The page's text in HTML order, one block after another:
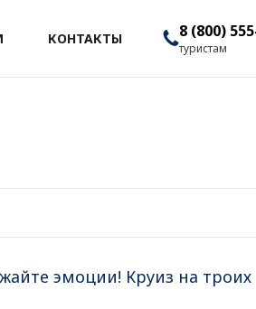
КОНТАКТЫ 8 (800)
туристам
эмоции! Круиз на троих